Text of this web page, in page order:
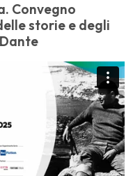
Convegno
storie e degli